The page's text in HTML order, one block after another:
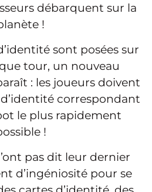
débarquent sur la
!
sont posées sur
tour, un nouveau
: les joueurs doivent
correspondant
le plus rapidement
!
pas dit leur dernier
d’ingéniosité pour se